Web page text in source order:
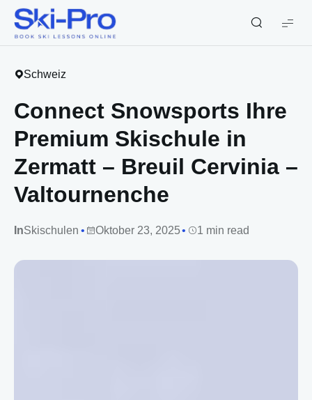
Ski-
Pro
Schweiz
Connect Snowsports Ihre
Premium Skischule in
Zermatt – Breuil Cervinia –
Valtournenche
InSkischulen Oktober 23, 2025 1 min read